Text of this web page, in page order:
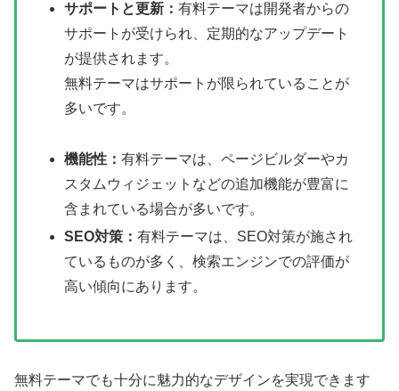
サポートと更新：有料テーマは開発者からの
サポートが受けられ、定期的なアップデート
が提供されます。
無料テーマはサポートが限られていることが
多いです。
機能性：有料テーマは、ページビルダーやカ
スタムウィジェットなどの追加機能が豊富に
含まれている場合が多いです。
SEO対策：有料テーマは、SEO対策が施され
ているものが多く、検索エンジンでの評価が
高い傾向にあります。
無料テーマでも十分に魅力的なデザインを実現できます